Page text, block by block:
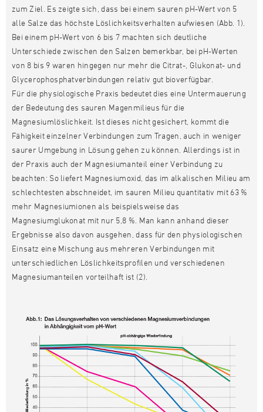
zum Ziel. Es zeigte sich, dass bei einem sauren pH-Wert von 5
alle Salze das höchste Löslichkeitsverhalten aufwiesen (Abb. 1).
Bei einem pH-Wert von 6 bis 7 machten sich deutliche
Unterschiede zwischen den Salzen bemerkbar, bei pH-Werten
von 8 bis 9 waren hingegen nur mehr die Citrat-, Glukonat- und
Glycerophosphatverbindungen relativ gut bioverfügbar.
Für die physiologische Praxis bedeutet dies eine Untermauerung
der Bedeutung des sauren Magenmilieus für die
Magnesiumlöslichkeit. Ist dieses nicht gesichert, kommt die
Fähigkeit einzelner Verbindungen zum Tragen, auch in weniger
saurer Umgebung in Lösung gehen zu können. Allerdings ist in
der Praxis auch der Magnesiumanteil einer Verbindung zu
beachten: So liefert Magnesiumoxid, das im alkalischen Milieu am
schlechtesten abschneidet, im sauren Milieu quantitativ mit 63 %
mehr Magnesiumionen als beispielsweise das
Magnesiumglukonat mit nur 5,8 %. Man kann anhand dieser
Ergebnisse also davon ausgehen, dass für den physiologischen
Einsatz eine Mischung aus mehreren Verbindungen mit
unterschiedlichen Löslichkeitsprofilen und verschiedenen
Magnesiumanteilen vorteilhaft ist (2).